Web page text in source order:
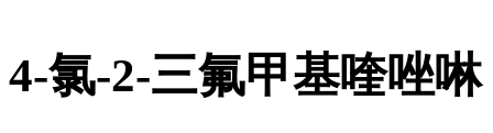
4-氯-2-三氟甲基喹唑